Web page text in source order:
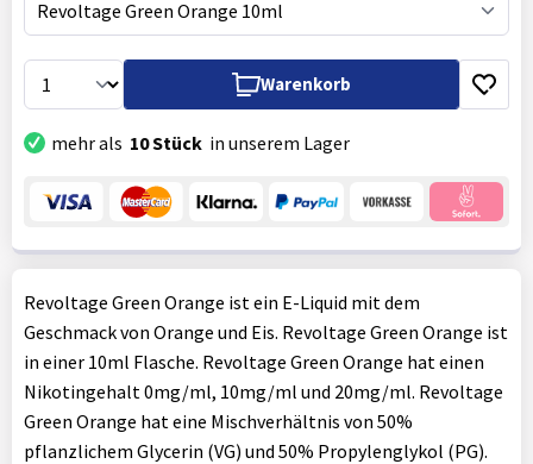
Revoltage Green Orange 10ml
Warenkorb
mehr als 10 Stück in unserem Lager
Revoltage Green Orange ist ein E-Liquid mit dem
Geschmack von Orange und Eis. Revoltage Green Orange ist
in einer 10ml Flasche. Revoltage Green Orange hat einen
Nikotingehalt 0mg/ml, 10mg/ml und 20mg/ml. Revoltage
Green Orange hat eine Mischverhältnis von 50%
pflanzlichem Glycerin (VG) und 50% Propylenglykol (PG).